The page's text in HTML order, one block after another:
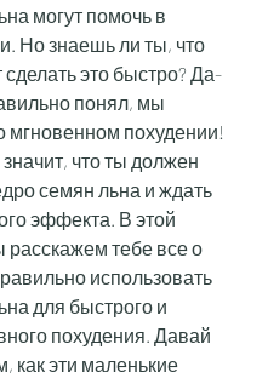
могут помочь в
Но знаешь ли ты, что
сделать это быстро? Да-
понял, мы
мгновенном похудении!
что ты должен
семян льна и ждать
эффекта. В этой
расскажем тебе все о
использовать
для быстрого и
похудения. Давай
как эти маленькие